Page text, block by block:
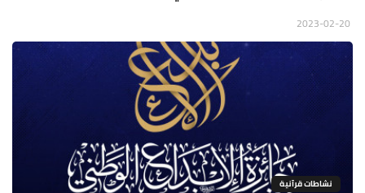
نشاطات قرآنية